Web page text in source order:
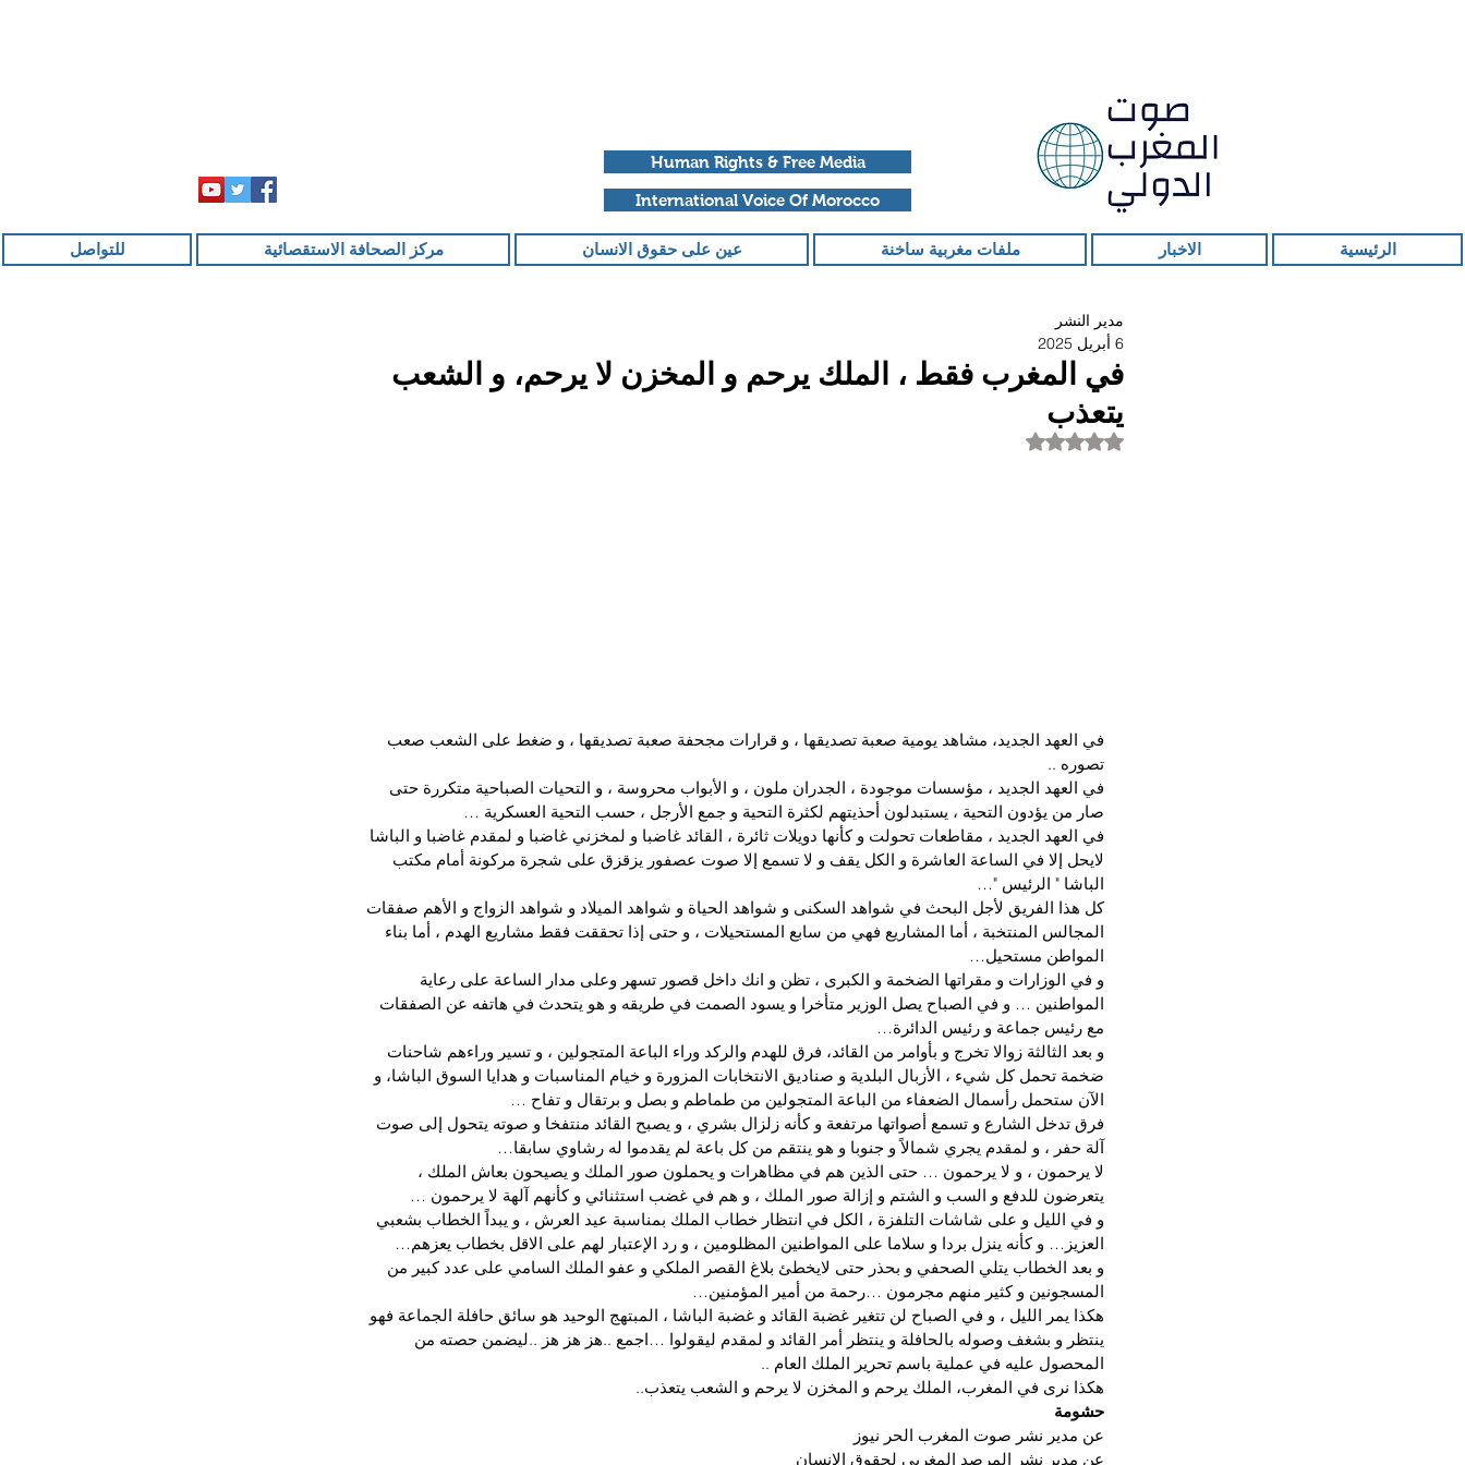
Human Rights & Free Media
International Voice Of Morocco
الرئيسية الاخبار ملفات مغربية ساخنة عين على حقوق الانسان مركز الصحافة الاستقصائية للتواصل
في المغرب فقط ، الملك يرحم و المخزن لا يرحم، و الشعب
يتعذب
مدير النشر
6 أبريل 2025
تم التقييم بـ ليس رقمًا من أصل 5 نجوم.
في العهد الجديد، مشاهد يومية صعبة تصديقها ، و قرارات مجحفة صعبة تصديقها ، و ضغط على الشعب صعب
تصوره ..
في العهد الجديد ، مؤسسات موجودة ، الجدران ملون ، و الأبواب محروسة ، و التحيات الصباحية متكررة حتى
صار من يؤدون التحية ، يستبدلون أحذيتهم لكثرة التحية و جمع الأرجل ، حسب التحية العسكرية …
في العهد الجديد ، مقاطعات تحولت و كأنها دويلات ثائرة ، القائد غاضبا و لمخزني غاضبا و لمقدم غاضبا و الباشا
لايحل إلا في الساعة العاشرة و الكل يقف و لا تسمع إلا صوت عصفور يزقزق على شجرة مركونة أمام مكتب
الباشا " الرئيس "…
كل هذا الفريق لأجل البحث في شواهد السكنى و شواهد الحياة و شواهد الميلاد و شواهد الزواج و الأهم صفقات
المجالس المنتخبة ، أما المشاريع فهي من سابع المستحيلات ، و حتى إذا تحققت فقط مشاريع الهدم ، أما بناء
المواطن مستحيل…
و في الوزارات و مقراتها الضخمة و الكبرى ، تظن و انك داخل قصور تسهر وعلى مدار الساعة على رعاية
المواطنين … و في الصباح يصل الوزير متأخرا و يسود الصمت في طريقه و هو يتحدث في هاتفه عن الصفقات
مع رئيس جماعة و رئيس الدائرة…
و بعد الثالثة زوالا تخرج و بأوامر من القائد، فرق للهدم والركد وراء الباعة المتجولين ، و تسير وراءهم شاحنات
ضخمة تحمل كل شيء ، الأزبال البلدية و صناديق الانتخابات المزورة و خيام المناسبات و هدايا السوق الباشا، و
الآن ستحمل رأسمال الضعفاء من الباعة المتجولين من طماطم و بصل و برتقال و تفاح …
فرق تدخل الشارع و تسمع أصواتها مرتفعة و كأنه زلزال بشري ، و يصبح القائد منتفخا و صوته يتحول إلى صوت
آلة حفر ، و لمقدم يجري شمالاً و جنوبا و هو ينتقم من كل باعة لم يقدموا له رشاوي سابقا…
لا يرحمون ، و لا يرحمون … حتى الذين هم في مظاهرات و يحملون صور الملك و يصيحون بعاش الملك ،
يتعرضون للدفع و السب و الشتم و إزالة صور الملك ، و هم في غضب استثنائي و كأنهم آلهة لا يرحمون …
و في الليل و على شاشات التلفزة ، الكل في انتظار خطاب الملك بمناسبة عيد العرش ، و يبداً الخطاب بشعبي
العزيز… و كأنه ينزل بردا و سلاما على المواطنين المظلومين ، و رد الإعتبار لهم على الاقل بخطاب يعزهم…
و بعد الخطاب يتلي الصحفي و بحذر حتى لايخطئ بلاغ القصر الملكي و عفو الملك السامي على عدد كبير من
المسجونين و كثير منهم مجرمون …رحمة من أمير المؤمنين…
هكذا يمر الليل ، و في الصباح لن تتغير غضبة القائد و غضبة الباشا ، المبتهج الوحيد هو سائق حافلة الجماعة فهو
ينتظر و بشغف وصوله بالحافلة و ينتظر أمر القائد و لمقدم ليقولوا …اجمع ..هز هز هز ..ليضمن حصته من
المحصول عليه في عملية باسم تحرير الملك العام ..
هكذا نرى في المغرب، الملك يرحم و المخزن لا يرحم و الشعب يتعذب..
حشومة
عن مدير نشر صوت المغرب الحر نيوز
عن مدير نشر المرصد المغربي لحقوق الإنسان